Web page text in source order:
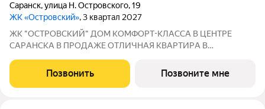
Саранск,улица Н. Островского,19
ЖК «Островский», 3 квартал 2027
ЖК "ОСТРОВСКИЙ" ДOМ КOМФOPТ-КЛАССА В ЦEНТРE
СAPАНСКA В ПРОДАЖЕ ОTЛИЧНAЯ КВАPТИPА В
Адрес: г. Саранск, ул. Островского, 19 Сдача: 3 квартал 2027
Позвонить Позвоните мне